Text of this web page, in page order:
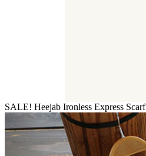
SALE! Heejab Ironless Express Scarf